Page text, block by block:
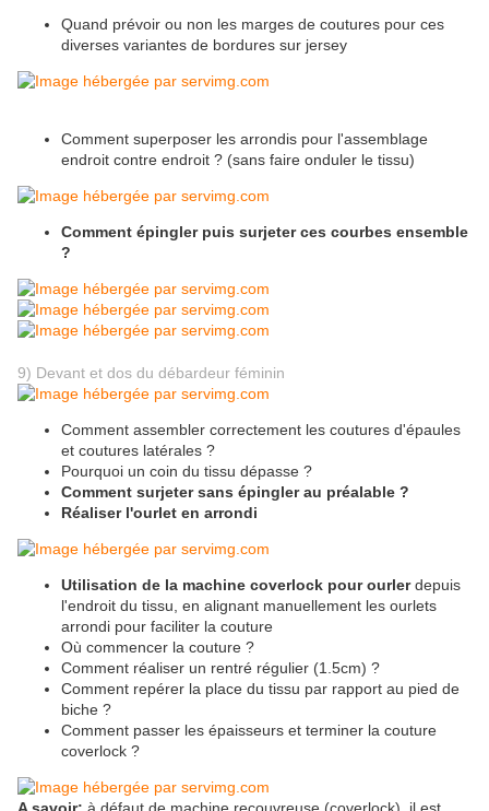
Quand prévoir ou non les marges de coutures pour ces
diverses variantes de bordures sur jersey
Comment superposer les arrondis pour l'assemblage
endroit contre endroit ? (sans faire onduler le tissu)
Comment épingler puis surjeter ces courbes ensemble
?
9) Devant et dos du débardeur féminin
Comment assembler correctement les coutures d'épaules
et coutures latérales ?
Pourquoi un coin du tissu dépasse ?
Comment surjeter sans épingler au préalable ?
Réaliser l'ourlet en arrondi
Utilisation de la machine coverlock pour ourlerdepuis
l'endroit du tissu, en alignant manuellement les ourlets
arrondi pour faciliter la couture
Où commencer la couture ?
Comment réaliser un rentré régulier (1.5cm) ?
Comment repérer la place du tissu par rapport au pied de
biche ?
Comment passer les épaisseurs et terminer la couture
coverlock ?
A savoir: à défaut de machine recouvreuse (coverlock), il est